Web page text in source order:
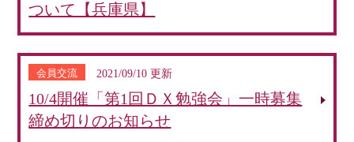
ついて【兵庫県】
会員交流 2021/09/10 更新
10/4開催「第1回ＤＸ勉強会」一時募集
締め切りのお知らせ